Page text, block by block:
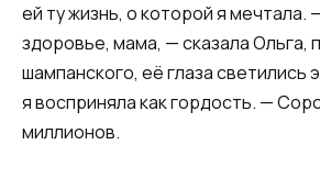
ей ту жизнь, о которой я мечтала.
здоровье, мама, — сказала Ольга,
шампанского, её глаза светились
я восприняла как гордость. —
миллионов.